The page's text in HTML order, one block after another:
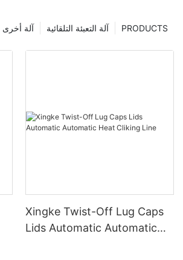
PRODUCTS آلة التعبئة التلقائية آلة أخرى
Xingke Twist-Off Lug Caps
Lids Automatic Automatic